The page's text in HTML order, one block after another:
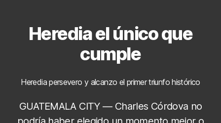
Heredia el único que
cumple
Heredia persevero y alcanzo el primer triunfo histórico
GUATEMALA CITY — Charles Córdova no